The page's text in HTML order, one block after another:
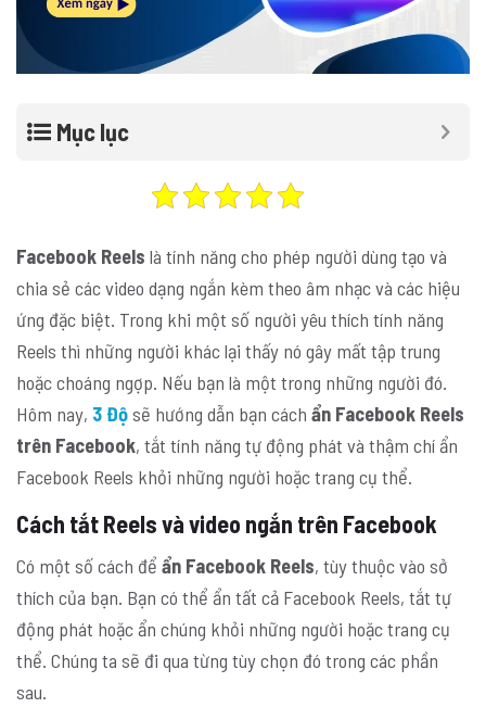
Mục lục
Facebook Reels là tính năng cho phép người dùng tạo và
chia sẻ các video dạng ngắn kèm theo âm nhạc và các hiệu
ứng đặc biệt. Trong khi một số người yêu thích tính năng
Reels thì những người khác lại thấy nó gây mất tập trung
hoặc choáng ngợp. Nếu bạn là một trong những người đó.
Hôm nay, 3 Độsẽ hướng dẫn bạn cách ẩn Facebook Reels
trên Facebook, tắt tính năng tự động phát và thậm chí ẩn
Facebook Reels khỏi những người hoặc trang cụ thể.
Cách tắt Reels và video ngắn trên Facebook
Có một số cách để ẩn Facebook Reels, tùy thuộc vào sở
thích của bạn. Bạn có thể ẩn tất cả Facebook Reels, tắt tự
động phát hoặc ẩn chúng khỏi những người hoặc trang cụ
thể. Chúng ta sẽ đi qua từng tùy chọn đó trong các phần
sau.